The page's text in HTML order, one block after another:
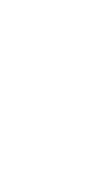
in
Fairy Tales.
Deze
In feite